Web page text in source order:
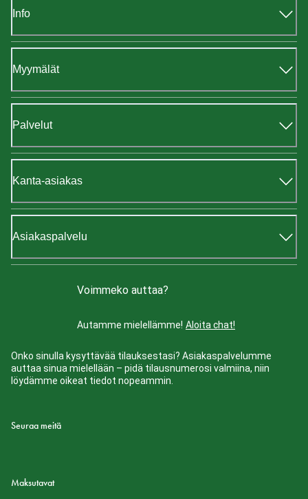
Info
Myymälät
Palvelut
Kanta-asiakas
Asiakaspalvelu
Voimmeko auttaa?
Autamme mielellämme! Aloita chat!
Onko sinulla kysyttävää tilauksestasi? Asiakaspalvelumme
auttaa sinua mielellään – pidä tilausnumerosi valmiina, niin
löydämme oikeat tiedot nopeammin.
Seuraa meitä
Maksutavat